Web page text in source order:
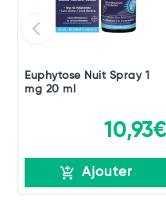
Euphytose Nuit Spray 1
mg 20 ml
10,93€
Ajouter